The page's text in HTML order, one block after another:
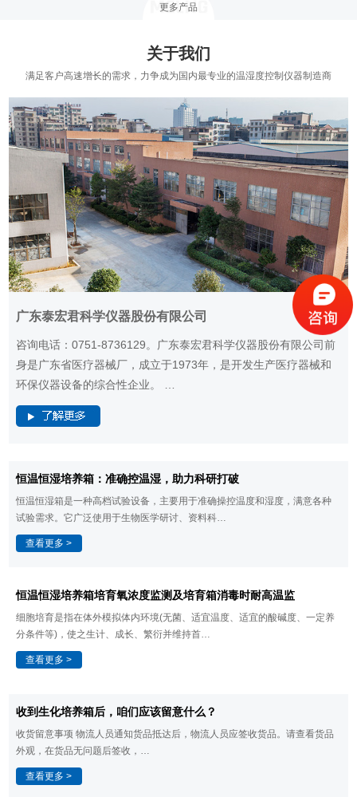
更多产品
关于我们
满足客户高速增长的需求，力争成为国内最专业的温湿度控制仪器制造商
广东泰宏君科学仪器股份有限公司
咨询电话：0751-8736129。广东泰宏君科学仪器股份有限公司前
身是广东省医疗器械厂，成立于1973年，是开发生产医疗器械和
环保仪器设备的综合性企业。 …
​恒温恒湿培养箱：准确控温湿，助力科研打破
恒温恒湿箱是一种高档试验设备，主要用于准确操控温度和湿度，满意各种
试验需求。它广泛使用于生物医学研讨、资料科…
查看更多 >
恒温恒湿培养箱​培育氧浓度监测及培育箱消毒时耐高温监
细胞培育是指在体外模拟体内环境(无菌、适宜温度、适宜的酸碱度、一定养
分条件等)，使之生计、成长、繁衍并维持首…
查看更多 >
​收到生化培养箱后，咱们应该留意什么？
收货留意事项 物流人员通知货品抵达后，物流人员应签收货品。请查看货品
外观，在货品无问题后签收，…
查看更多 >